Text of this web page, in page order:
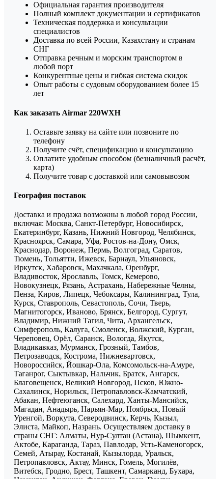
Официальная гарантия производителя
Полный комплект документации и сертификатов
Техническая поддержка и консультации
специалистов
Доставка по всей России, Казахстану и странам
СНГ
Отправка речным и морским транспортом в
любой порт
Конкурентные цены и гибкая система скидок
Опыт работы с судовым оборудованием более 15
лет
Как заказать Airmar 220WXH
Оставьте заявку на сайте или позвоните по
телефону
Получите счёт, спецификацию и консультацию
Оплатите удобным способом (безналичный расчёт,
карта)
Получите товар с доставкой или самовывозом
География поставок
Доставка и продажа возможны в любой город России,
включая: Москва, Санкт-Петербург, Новосибирск,
Екатеринбург, Казань, Нижний Новгород, Челябинск,
Красноярск, Самара, Уфа, Ростов-на-Дону, Омск,
Краснодар, Воронеж, Пермь, Волгоград, Саратов,
Тюмень, Тольятти, Ижевск, Барнаул, Ульяновск,
Иркутск, Хабаровск, Махачкала, Оренбург,
Владивосток, Ярославль, Томск, Кемерово,
Новокузнецк, Рязань, Астрахань, Набережные Челны,
Пенза, Киров, Липецк, Чебоксары, Калининград, Тула,
Курск, Ставрополь, Севастополь, Сочи, Тверь,
Магнитогорск, Иваново, Брянск, Белгород, Сургут,
Владимир, Нижний Тагил, Чита, Архангельск,
Симферополь, Калуга, Смоленск, Волжский, Курган,
Череповец, Орёл, Саранск, Вологда, Якутск,
Владикавказ, Мурманск, Грозный, Тамбов,
Петрозаводск, Кострома, Нижневартовск,
Новороссийск, Йошкар-Ола, Комсомольск-на-Амуре,
Таганрог, Сыктывкар, Нальчик, Братск, Ангарск,
Благовещенск, Великий Новгород, Псков, Южно-
Сахалинск, Норильск, Петропавловск-Камчатский,
Абакан, Нефтеюганск, Салехард, Ханты-Мансийск,
Магадан, Анадырь, Нарьян-Мар, Ноябрьск, Новый
Уренгой, Воркута, Северодвинск, Керчь, Кызыл,
Элиста, Майкоп, Назрань. Осуществляем доставку в
страны СНГ: Алматы, Нур-Султан (Астана), Шымкент,
Актобе, Караганда, Тараз, Павлодар, Усть-Каменогорск,
Семей, Атырау, Костанай, Кызылорда, Уральск,
Петропавловск, Актау, Минск, Гомель, Могилёв,
Витебск, Гродно, Брест, Ташкент, Самарканд, Бухара,